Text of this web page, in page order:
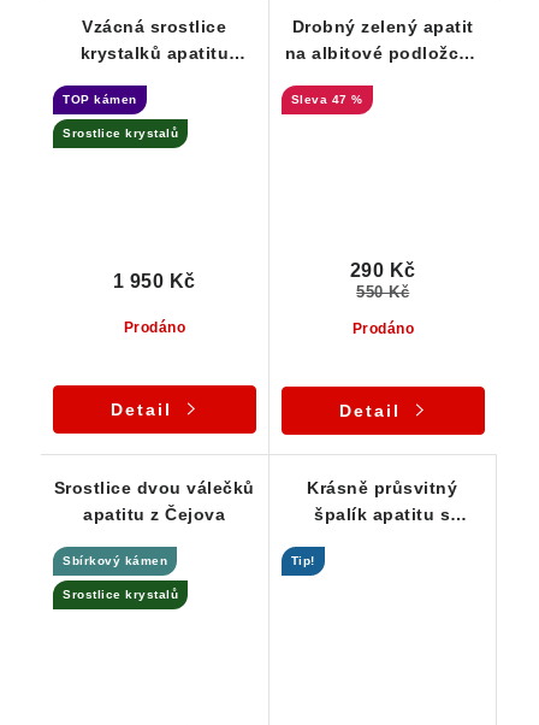
Vzácná srostlice
krystalků apatitu
TOP kámen
Srostlice krystalů
Prodáno
1 950 Kč
Detail
Drobný zelený apatit
na albitové podložce -
47 %
Prodáno
290 Kč
550 Kč
Detail
Srostlice dvou válečků
apatitu z Čejova
Sbírkový kámen
Srostlice krystalů
Krásně průsvitný
špalík apatitu s
Tip!